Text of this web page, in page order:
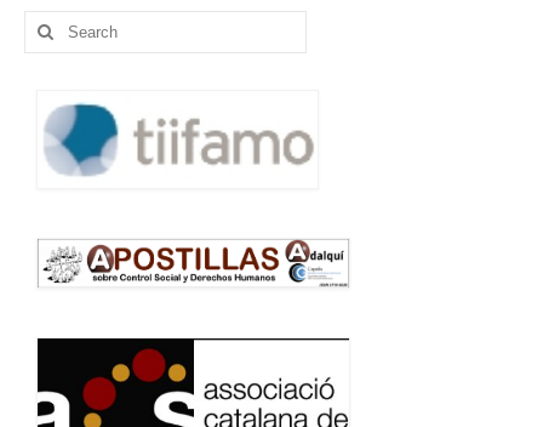
d'entrades
Search
for: